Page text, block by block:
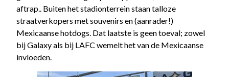
aftrap.. Buiten het stadionterrein staan talloze
straatverkopers met souvenirs en (aanrader!)
Mexicaanse hotdogs. Dat laatste is geen toeval; zowel
bij Galaxy als bij LAFC wemelt het van de Mexicaanse
invloeden.